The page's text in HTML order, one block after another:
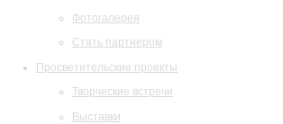
Фотогалерея
Стать партнером
Просветительские проекты
Творческие встречи
Выставки